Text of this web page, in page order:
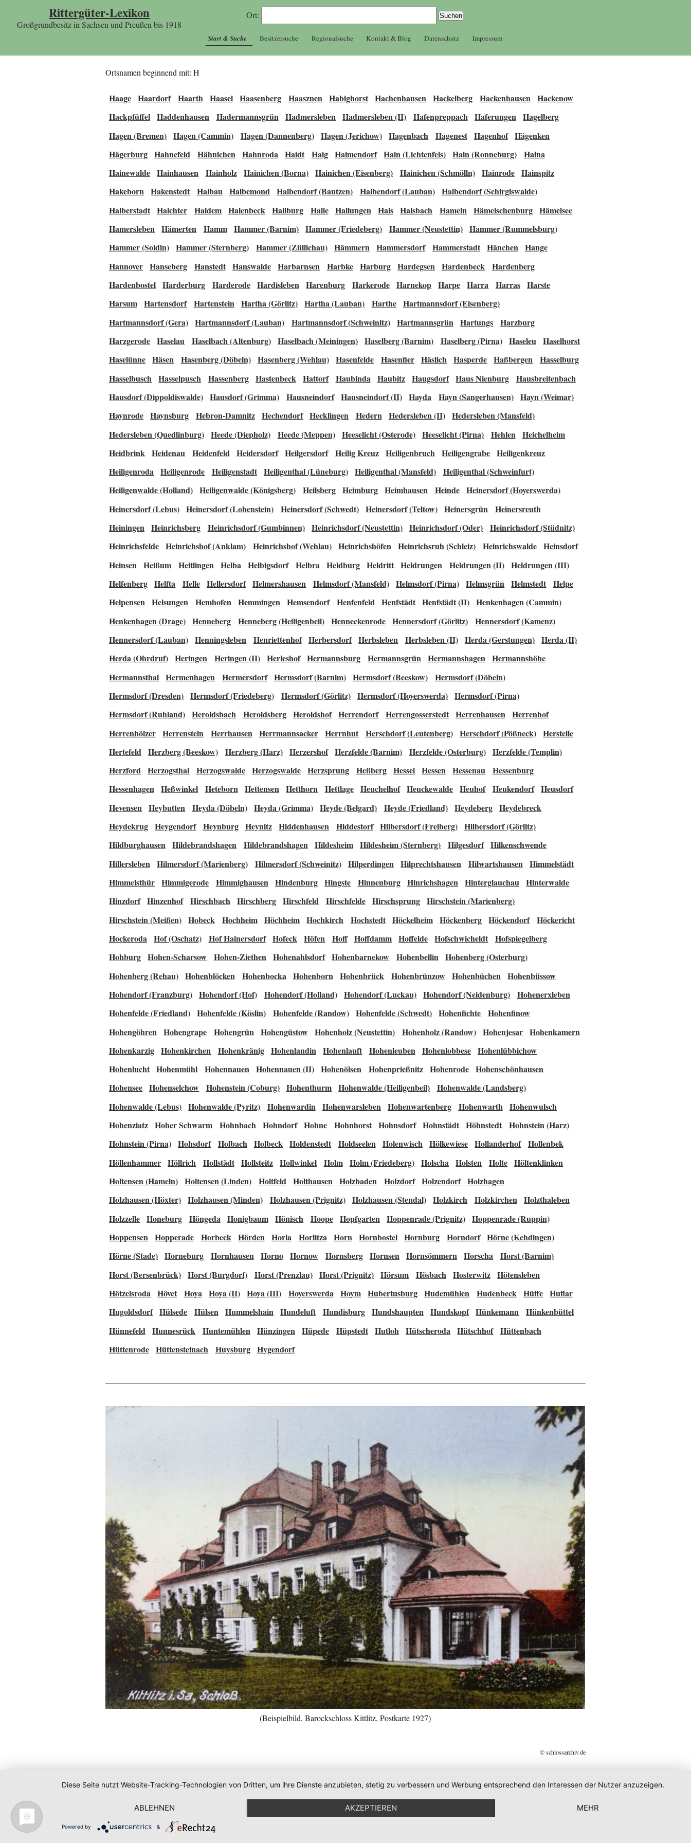
Rittergüter-Lexikon
Großgrundbesitz in Sachsen und Preußen bis 1918
Ort:
Start & Suche Besitzersuche Regionalsuche Kontakt & Blog Datenschutz Impressum
Ortsnamen beginnend mit: H
Haage Haardorf Haarth Haasel Haasenberg Haasznen Habighorst Hachenhausen Hackelberg Hackenhausen Hackenow
Hackpfüffel Haddenhausen Hadermannsgrün Hadmersleben Hadmersleben (II) Hafenpreppach Haferungen Hagelberg
Hagen (Bremen) Hagen (Cammin) Hagen (Dannenberg) Hagen (Jerichow) Hagenbach Hagenest Hagenhof Hägenken
Hägerburg Hahnefeld Hähnichen Hahnroda Haidt Haig Haimendorf Hain (Lichtenfels) Hain (Ronneburg)
Haina
Hainewalde Hainhausen Hainholz Hainichen (Borna) Hainichen (Eisenberg) Hainichen (Schmölln) Hainrode Hainspitz
Hakeborn Hakenstedt Halbau Halbemond Halbendorf (Bautzen) Halbendorf (Lauban) Halbendorf (Schirgiswalde)
Halberstadt Halchter Haldem Halenbeck Hallburg Halle Hallungen Hals Halsbach Hameln Hämelschenburg Hämelsee
Hamersleben Hämerten Hamm Hammer (Barnim) Hammer (Friedeberg) Hammer (Neustettin) Hammer (Rummelsburg)
Hammer (Soldin) Hammer (Sternberg) Hammer (Züllichau) Hämmern Hammersdorf Hammerstadt Hänchen Hange
Hannover Hanseberg Hanstedt Hanswalde Harbarnsen Harbke Harburg Hardegsen Hardenbeck
Hardenberg
Hardenbostel Harderburg Harderode Hardisleben Harenburg Harkerode Harnekop Harpe Harra Harras Harste
Harsum Hartensdorf Hartenstein Hartha (Görlitz) Hartha (Lauban) Harthe Hartmannsdorf (Eisenberg)
Hartmannsdorf (Gera) Hartmannsdorf (Lauban) Hartmannsdorf (Schweinitz) Hartmannsgrün Hartungs
Harzburg
Harzgerode Haselau Haselbach (Altenburg) Haselbach (Meiningen) Haselberg (Barnim) Haselberg (Pirna) Haseleu Haselhorst
Haselünne Häsen Hasenberg (Döbeln) Hasenberg (Wehlau) Hasenfelde Hasenfier Häslich Hasperde Haßbergen
Hasselburg
Hasselbusch
Hasselpusch Hassenberg Hastenbeck Hattorf Haubinda Haubitz Haugsdorf Haus Nienburg
Hausbreitenbach
Hausdorf (Dippoldiswalde) Hausdorf (Grimma) Hausneindorf Hausneindorf (II) Hayda Hayn (Sangerhausen) Hayn (Weimar)
Haynrode Haynsburg Hebron-Damnitz Hechendorf Hecklingen Hedern Hedersleben (II) Hedersleben (Mansfeld)
Hedersleben (Quedlinburg) Heede (Diepholz) Heede (Meppen) Heeselicht (Osterode) Heeselicht (Pirna) Hehlen
Heichelheim
Heidbrink Heidenau Heidenfeld Heidersdorf Heilgersdorf Heilig Kreuz Heiligenbruch Heiligengrabe Heiligenkreuz
Heiligenroda Heiligenrode Heiligenstadt Heiligenthal (Lüneburg) Heiligenthal (Mansfeld)
Heiligenthal (Schweinfurt)
Heiligenwalde (Holland) Heiligenwalde (Königsberg) Heilsberg Heimburg Heimhausen Heinde Heinersdorf (Hoyerswerda)
Heinersdorf (Lebus) Heinersdorf (Lobenstein) Heinersdorf (Schwedt) Heinersdorf (Teltow) Heinersgrün
Heinersreuth
Heiningen Heinrichsberg Heinrichsdorf (Gumbinnen) Heinrichsdorf (Neustettin) Heinrichsdorf (Oder)
Heinrichsdorf (Stüdnitz)
Heinrichsfelde Heinrichshof (Anklam) Heinrichshof (Wehlau) Heinrichshöfen Heinrichsruh (Schleiz) Heinrichswalde Heinsdorf
Heinsen Heißum Heitlingen Helba Helbigsdorf Helbra Heldburg Heldritt Heldrungen Heldrungen (II) Heldrungen (III)
Helfenberg Helfta Helle Hellersdorf Helmershausen Helmsdorf (Mansfeld) Helmsdorf (Pirna) Helmsgrün Helmstedt
Helpe
Helpensen Helsungen Hemhofen Hemmingen Hemsendorf Henfenfeld Henfstädt Henfstädt (II) Henkenhagen (Cammin)
Henkenhagen (Drage) Henneberg Henneberg (Heiligenbeil) Henneckenrode Hennersdorf (Görlitz)
Hennersdorf (Kamenz)
Hennersdorf (Lauban) Henningsleben Henriettenhof Herbersdorf Herbsleben Herbsleben (II) Herda (Gerstungen) Herda (II)
Herda (Ohrdruf) Heringen Heringen (II) Herleshof Hermannsburg Hermannsgrün Hermannshagen Hermannshöhe
Hermannsthal Hermenhagen Hermersdorf Hermsdorf (Barnim) Hermsdorf (Beeskow)
Hermsdorf (Döbeln)
Hermsdorf (Dresden) Hermsdorf (Friedeberg) Hermsdorf (Görlitz) Hermsdorf (Hoyerswerda) Hermsdorf (Pirna)
Hermsdorf (Ruhland) Heroldsbach Heroldsberg Heroldshof Herrendorf Herrengosserstedt Herrenhausen Herrenhof
Herrenhölzer Herrenstein Herrhausen Herrmannsacker Herrnhut Herschdorf (Leutenberg) Herschdorf (Pößneck) Herstelle
Hertefeld Herzberg (Beeskow) Herzberg (Harz) Herzershof Herzfelde (Barnim) Herzfelde (Osterburg) Herzfelde (Templin)
Herzford Herzogsthal Herzogswalde Herzogswalde Herzsprung Heßberg Hessel Hessen Hessenau
Hessenburg
Hessenhagen Heßwinkel Heteborn Hettensen Hetthorn Hettlage Heuchelhof Heuckewalde Heuhof Heukendorf Heusdorf
Hevensen Heybutten Heyda (Döbeln) Heyda (Grimma) Heyde (Belgard) Heyde (Friedland) Heydeberg Heydebreck
Heydekrug Heygendorf Heynburg Heynitz Hiddenhausen Hiddestorf Hilbersdorf (Freiberg) Hilbersdorf (Görlitz)
Hildburghausen Hildebrandshagen Hildebrandshagen Hildesheim Hildesheim (Sternberg) Hilgesdorf Hilkenschwende
Hillersleben Hilmersdorf (Marienberg) Hilmersdorf (Schweinitz) Hilperdingen Hilprechtshausen Hilwartshausen Himmelstädt
Himmelsthür Himmigerode Himmighausen Hindenburg Hingste Hinnenburg Hinrichshagen Hinterglauchau Hinterwalde
Hinzdorf Hinzenhof Hirschbach Hirschberg Hirschfeld Hirschfelde Hirschsprung Hirschstein (Marienberg)
Hirschstein (Meißen) Hobeck Hochheim Höchheim Hochkirch Hochstedt Höckelheim Höckenberg Höckendorf Höckericht
Hockeroda Hof (Oschatz) Hof Hainersdorf Hofeck Höfen Hoff Hoffdamm Hoffelde Hofschwicheldt
Hofspiegelberg
Hohburg Hohen-Scharsow Hohen-Ziethen Hohenahlsdorf Hohenbarnekow Hohenbellin Hohenberg (Osterburg)
Hohenberg (Rehau) Hohenblöcken Hohenbocka Hohenborn Hohenbrück Hohenbrünzow Hohenbüchen
Hohenbüssow
Hohendorf (Franzburg) Hohendorf (Hof) Hohendorf (Holland) Hohendorf (Luckau) Hohendorf (Neidenburg)
Hohenerxleben
Hohenfelde (Friedland) Hohenfelde (Köslin) Hohenfelde (Randow) Hohenfelde (Schwedt) Hohenfichte
Hohenfinow
Hohengöhren
Hohengrape Hohengrün Hohengüstow Hohenholz (Neustettin) Hohenholz (Randow) Hohenjesar Hohenkamern
Hohenkarzig Hohenkirchen Hohenkränig Hohenlandin Hohenlauft Hohenleuben Hohenlobbese Hohenlübbichow
Hohenlucht Hohenmühl Hohennauen Hohennauen (II) Hohenölsen Hohenprießnitz Hohenrode Hohenschönhausen
Hohensee Hohenselchow Hohenstein (Coburg) Hohenthurm Hohenwalde (Heiligenbeil)
Hohenwalde (Landsberg)
Hohenwalde (Lebus) Hohenwalde (Pyritz) Hohenwardin Hohenwarsleben Hohenwartenberg Hohenwarth Hohenwulsch
Hohenziatz Hoher Schwarm Hohnbach Hohndorf Hohne Hohnhorst Hohnsdorf Hohnstädt Höhnstedt
Hohnstein (Harz)
Hohnstein (Pirna) Hohsdorf Holbach Holbeck Holdenstedt Holdseelen Holenwisch Hölkewiese Hollanderhof Hollenbek
Höllenhammer Höllrich Hollstädt Hollsteitz Hollwinkel Holm Holm (Friedeberg) Holscha Holsten Holte Höltenklinken
Holtensen (Hameln) Holtensen (Linden) Holtfeld Holthausen Holzbaden Holzdorf Holzendorf Holzhagen
Holzhausen (Höxter) Holzhausen (Minden) Holzhausen (Prignitz) Holzhausen (Stendal) Holzkirch Holzkirchen Holzthaleben
Holzzelle Honeburg Höngeda Honigbaum Hönisch Hoope Hopfgarten Hoppenrade (Prignitz) Hoppenrade (Ruppin)
Hoppensen Hopperade Horbeck Hörden Horla Horlitza Horn Hornbostel Hornburg Horndorf Hörne (Kehdingen)
Hörne (Stade) Horneburg Hornhausen Horno Hornow Hornsberg Hornsen Hornsömmern Horscha
Horst (Barnim)
Horst (Bersenbrück) Horst (Burgdorf) Horst (Prenzlau) Horst (Prignitz) Hörsum Hösbach Hosterwitz Hötensleben
Hötzelsroda Hövet Hoya Hoya (II) Hoya (III) Hoyerswerda Hoym Hubertusburg Hudemühlen Hudenbeck Hüffe Huflar
Hugoldsdorf Hülsede Hülsen Hummelshain Hundeluft Hundisburg Hundshaupten Hundskopf Hünkemann
Hünkenbüttel
Hünnefeld
Hunnesrück Huntemühlen Hünzingen Hüpede Hüpstedt Hutloh Hütscheroda Hütschhof Hüttenbach
Hüttenrode Hüttensteinach Huysburg Hygendorf
(Beispielbild, Barockschloss Kittlitz, Postkarte 1927)
© schlossarchiv.de
Diese Seite nutzt Website-Tracking-Technologien von Dritten, um ihre Dienste anzubieten, stetig zu verbessern und Werbung entsprechend den Interessen der Nutzer anzuzeigen.
ABLEHNEN AKZEPTIEREN MEHR
Powered by &